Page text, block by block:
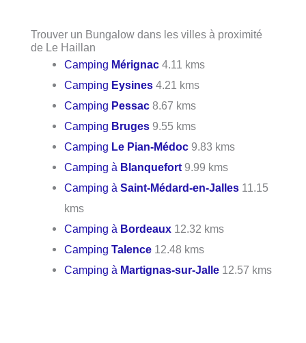
Trouver un Bungalow dans les villes à proximité
de Le Haillan
Camping Mérignac 4.11 kms
Camping Eysines 4.21 kms
Camping Pessac 8.67 kms
Camping Bruges 9.55 kms
Camping Le Pian-Médoc 9.83 kms
Camping à Blanquefort 9.99 kms
Camping àSaint-Médard-en-Jalles 11.15
kms
Camping à Bordeaux 12.32 kms
CampingTalence 12.48 kms
Camping à Martignas-sur-Jalle 12.57 kms